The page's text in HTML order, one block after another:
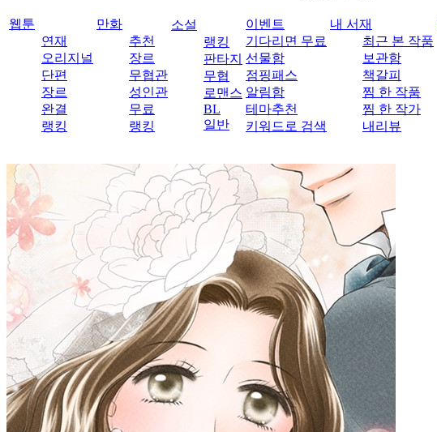
웹툰
연재
오리지널
단편
장르
완결
랭킹
만화
추천
장르
무협관
성인관
무료
랭킹
소설
랭킹
판타지
무협
로맨스
BL
일반
이벤트
기다리면 무료
선물함
점핑패스
알림함
테마추천
키워드로 검색
내 서재
최근 본 작품
보관함
책갈피
찜 한 작품
찜 한 작가
내리뷰